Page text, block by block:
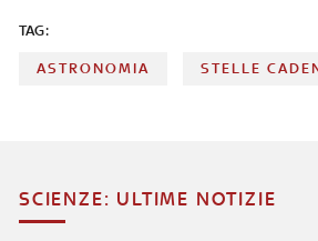
TAG:
ASTRONOMIA STELLE
SCIENZE: ULTIME NOTIZIE